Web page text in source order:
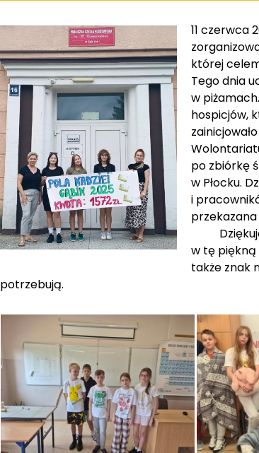
11 czerwca
której
Tego dnia
w
hospicjów,
po zbiórkę
w Płocku.
i
przekazana
w tę
także znak
potrzebują.